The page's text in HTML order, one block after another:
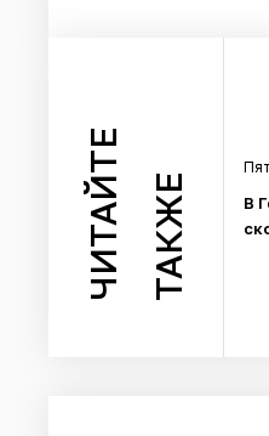
ЧИТАЙТЕ ТАКЖЕ
В